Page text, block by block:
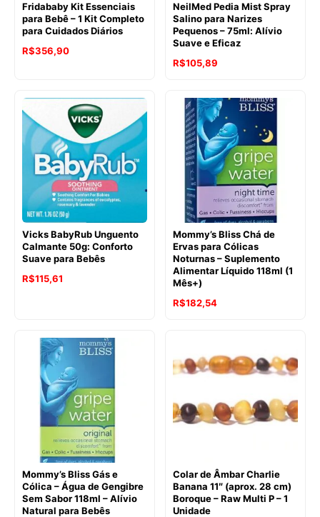
Fridababy Kit Essenciais
para Bebê – 1 Kit Completo
para Cuidados Diários
R$356,90
NeilMed Pedia Mist Spray
Salino para Narizes
Pequenos – 75ml: Alívio
Suave e Eficaz
O
original
era:
R$135,24.
R$105,89
atual
é:
R$105,89.
Vicks BabyRub Unguento
Calmante 50g: Conforto
Suave para Bebês
R$115,61
Mommy’s Bliss Chá de
Ervas para Cólicas
Noturnas – Suplemento
Alimentar Líquido 118ml (1
Mês+)
O
era:
R$191,21.
R$182,54O
é:
R$182,54.
Mommy’s Bliss Gás e
Cólica – Água de Gengibre
Sem Sabor 118ml – Alívio
Natural para Bebês
Colar de Âmbar Charlie
Banana 11″ (aprox. 28 cm)
Boroque – Raw Multi P – 1
Unidade